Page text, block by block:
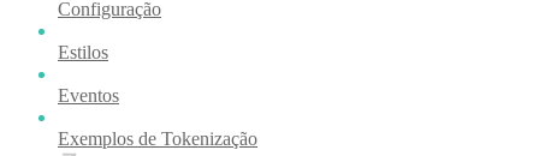
Configuração
Estilos
Eventos
Exemplos de Tokenização